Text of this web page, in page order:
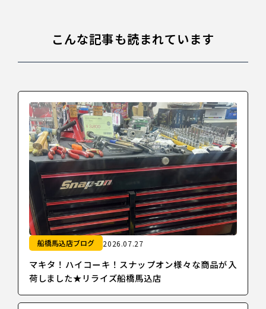
こんな記事も読まれています
船橋馬込店ブログ 2026.07.27
マキタ！ハイコーキ！スナップオン様々な商品が入
荷しました★リライズ船橋馬込店